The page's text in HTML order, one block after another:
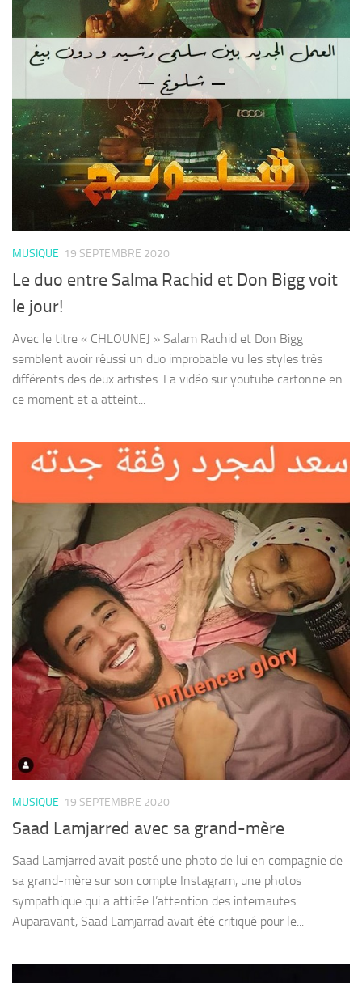
MUSIQUE 19 SEPTEMBRE 2020
Le duo entre Salma Rachid et Don Bigg voit
le jour!
Avec le titre « CHLOUNEJ » Salam Rachid et Don Bigg
semblent avoir réussi un duo improbable vu les styles très
différents des deux artistes. La vidéo sur youtube cartonne en
ce moment et a atteint...
MUSIQUE 19 SEPTEMBRE 2020
Saad Lamjarred avec sa grand-mère
Saad Lamjarred avait posté une photo de lui en compagnie de
sa grand-mère sur son compte Instagram, une photos
sympathique qui a attirée l’attention des internautes.
Auparavant, Saad Lamjarrad avait été critiqué pour le...